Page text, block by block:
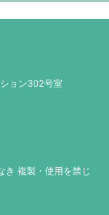
ョン302号室
き 複製・使用を禁じ